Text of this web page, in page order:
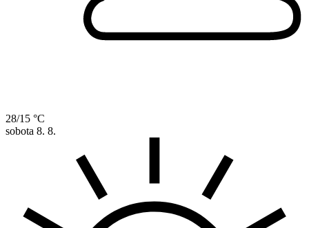
28/15 °C
sobota 8. 8.